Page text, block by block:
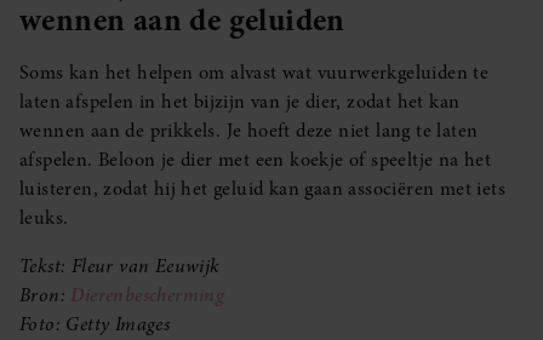
wennen aan de geluiden
Soms kan het helpen om alvast wat vuurwerkgeluiden te
laten afspelen in het bijzijn van je dier, zodat het kan
wennen aan de prikkels. Je hoeft deze niet lang te laten
afspelen. Beloon je dier met een koekje of speeltje na het
luisteren, zodat hij het geluid kan gaan associëren met iets
leuks.
Tekst: Fleur van Eeuwijk
Bron: Dierenbescherming
Foto: Getty Images